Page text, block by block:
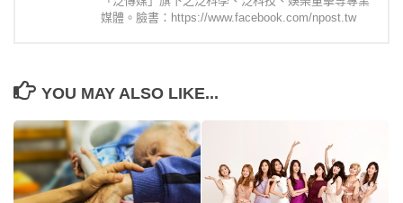
媒體。臉書：https://www.facebook.com/npost.tw
YOU MAY ALSO LIKE...